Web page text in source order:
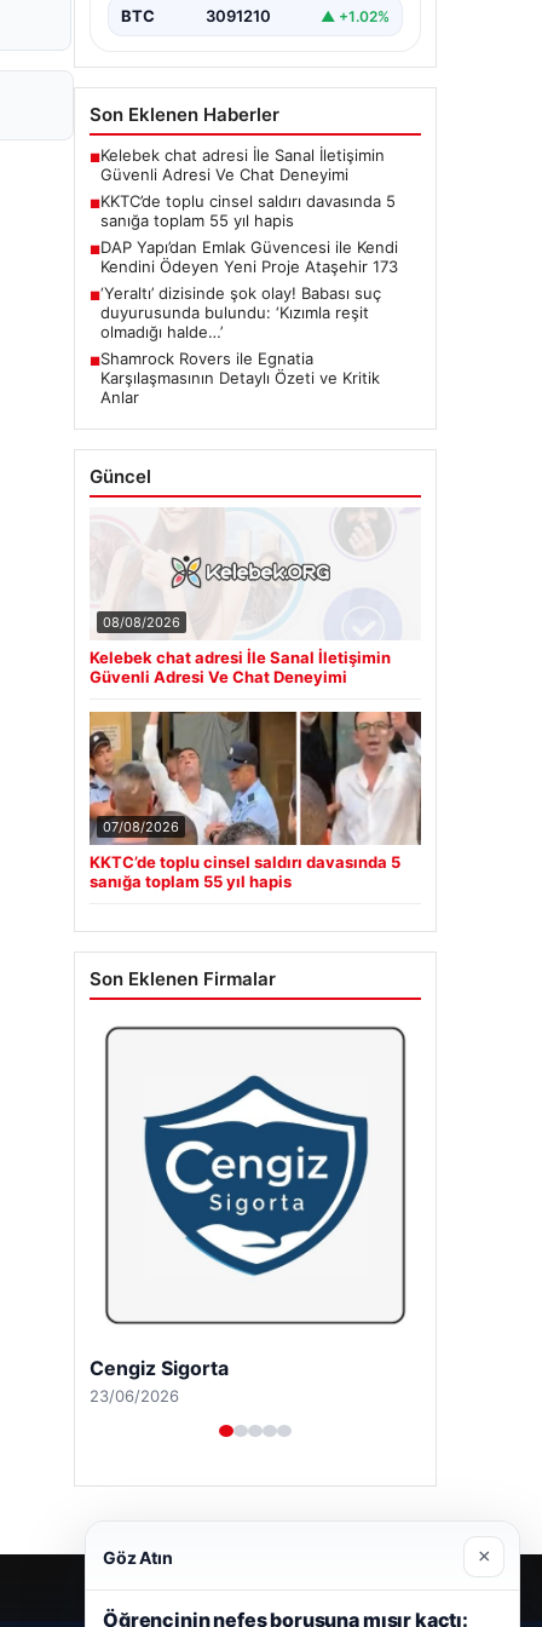
BTC 3091210 ▲ +1.02%
Son Eklenen Haberler
■Kelebek chat adresi İle Sanal İletişimin
Güvenli Adresi Ve Chat Deneyimi
■KKTC’de toplu cinsel saldırı davasında 5
sanığa toplam 55 yıl hapis
■DAP Yapı’dan Emlak Güvencesi ile Kendi
Kendini Ödeyen Yeni Proje Ataşehir 173
■‘Yeraltı’ dizisinde şok olay! Babası suç
duyurusunda bulundu: ‘Kızımla reşit
olmadığı halde…’
■Shamrock Rovers ile Egnatia
Karşılaşmasının Detaylı Özeti ve Kritik
Anlar
Güncel
08/08/2026
Kelebek chat adresi İle Sanal İletişimin
Güvenli Adresi Ve Chat Deneyimi
07/08/2026
KKTC’de toplu cinsel saldırı davasında 5
sanığa toplam 55 yıl hapis
Son Eklenen Firmalar
Cengiz Sigorta
23/06/2026
Göz Atın ×
Öğrencinin nefes borusuna mısır kaçtı: